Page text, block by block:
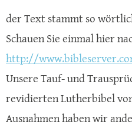
der Text stammt so
Schauen Sie einmal hier
http://
Unsere Tauf- und
revidierten Lutherbibel
Ausnahmen haben wir